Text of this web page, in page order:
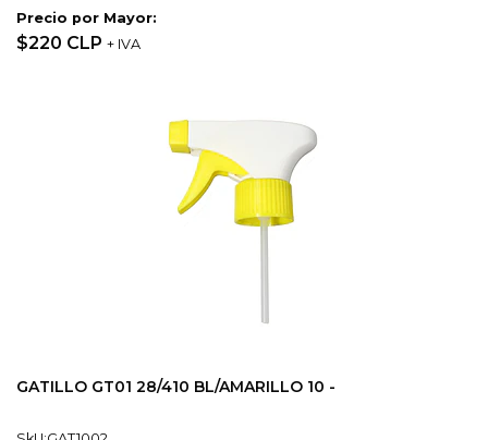
Precio por Mayor:
$220 CLP + IVA
GATILLO GT01 28/410 BL/AMARILLO 10 -